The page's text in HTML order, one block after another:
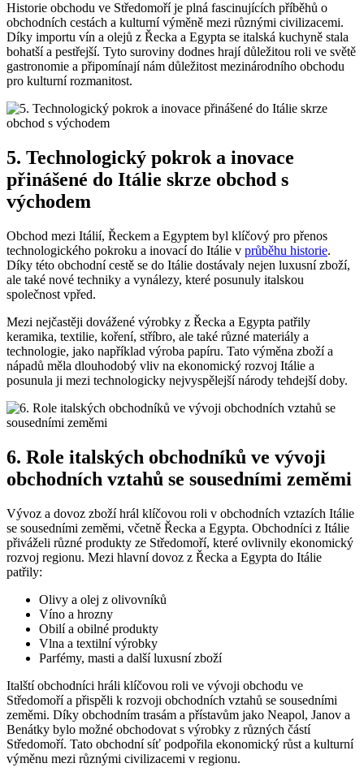
Historie obchodu ve Středomoří je plná fascinujících příběhů o
obchodních cestách a kulturní výměně mezi různými civilizacemi.
Díky importu vín a olejů z Řecka a Egypta se italská kuchyně stala
bohatší a pestřejší. Tyto suroviny dodnes hrají důležitou roli ve světě
gastronomie a připomínají nám důležitost mezinárodního obchodu
pro kulturní rozmanitost.
5. Technologický pokrok a inovace
přinášené do Itálie skrze obchod s
východem
Obchod mezi Itálií, Řeckem a Egyptem byl klíčový pro přenos
technologického pokroku a inovací do Itálie v průběhu historie.
Díky této obchodní cestě se do Itálie dostávaly nejen luxusní zboží,
ale také nové techniky a vynálezy, které posunuly italskou
společnost vpřed.
Mezi nejčastěji dovážené výrobky z Řecka a Egypta patřily
keramika, textilie, koření, stříbro, ale také různé materiály a
technologie, jako například výroba papíru. Tato výměna zboží a
nápadů měla dlouhodobý vliv na ekonomický rozvoj Itálie a
posunula ji mezi technologicky nejvyspělejší národy tehdejší doby.
6. Role italských obchodníků ve vývoji
obchodních vztahů se sousedními zeměmi
Vývoz a dovoz zboží hrál klíčovou roli v obchodních vztazích Itálie
se sousedními zeměmi, včetně Řecka a Egypta. Obchodníci z Itálie
přiváželi různé produkty ze Středomoří, které ovlivnily ekonomický
rozvoj regionu. Mezi hlavní dovoz z Řecka a Egypta do Itálie
patřily:
Olivy a olej z olivovníků
Víno a hrozny
Obilí a obilné produkty
Vlna a textilní výrobky
Parfémy, masti a další luxusní zboží
Italští obchodníci hráli klíčovou roli ve vývoji obchodu ve
Středomoří a přispěli k rozvoji obchodních vztahů se sousedními
zeměmi. Díky obchodním trasám a přístavům jako Neapol, Janov a
Benátky bylo možné obchodovat s výrobky z různých částí
Středomoří. Tato obchodní síť podpořila ekonomický růst a kulturní
výměnu mezi různými civilizacemi v regionu.